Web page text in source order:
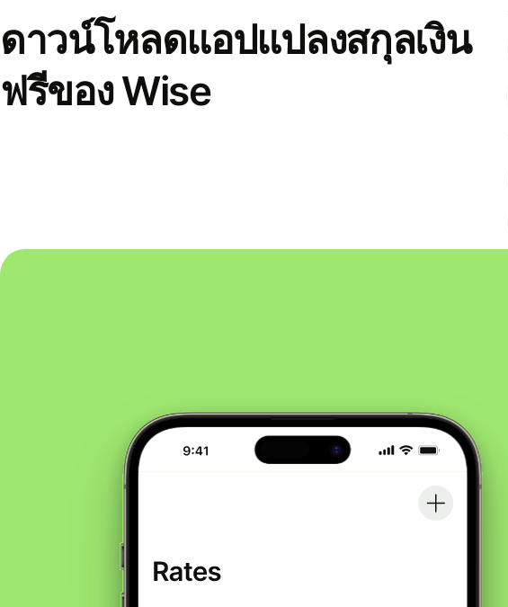
ดาวน์โหลดแอปแปลงสกุลเงิน
ฟรีของ Wise